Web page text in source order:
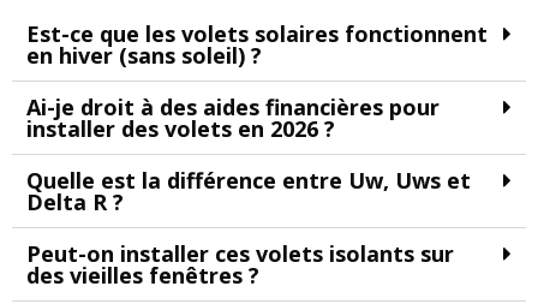
Est-ce que les volets solaires fonctionnent
en hiver (sans soleil) ?
Ai-je droit à des aides financières pour
installer des volets en 2026 ?
Quelle est la différence entre Uw, Uws et
Delta R ?
Peut-on installer ces volets isolants sur
des vieilles fenêtres ?